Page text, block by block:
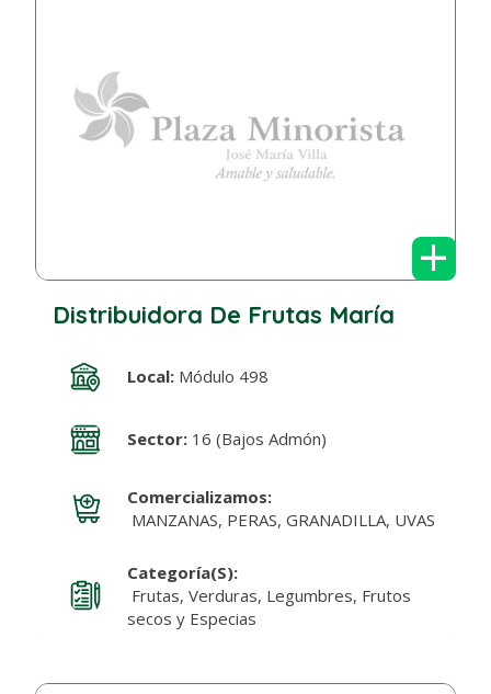
+
Distribuidora De Frutas María
Local:Módulo 498
Sector:16 (Bajos Admón)
Comercializamos:
MANZANAS, PERAS, GRANADILLA, UVAS
Categoría(s):
Frutas, Verduras, Legumbres, Frutos
secos y Especias